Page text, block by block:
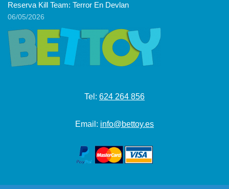
Reserva Kill Team: Terror En Devlan
06/05/2026
Tel: 624 264 856
Email: info@bettoy.es